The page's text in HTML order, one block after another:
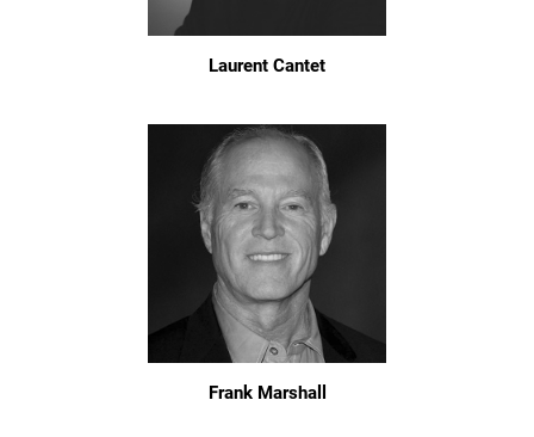
Laurent Cantet
Frank Marshall